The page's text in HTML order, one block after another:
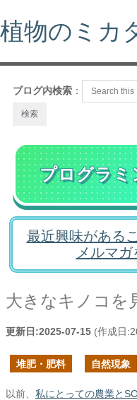
植物のミカ
ブログ内検索 ：
プログラミ
最近興味がある
メルマ
大きなキノコを
更新日:2025-07-15 (作成日:
堆肥・肥料 自然現象
以前、 私にとっての農業と